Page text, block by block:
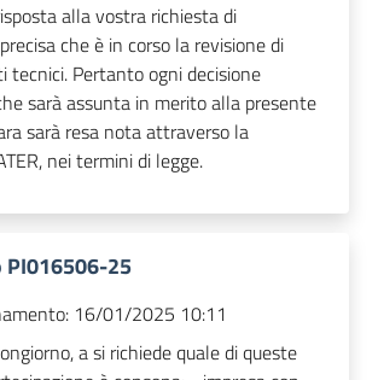
alla vostra richiesta di
che è in corso la revisione di
tecnici. Pertanto ogni decisione
sarà assunta in merito alla presente
sarà resa nota attraverso la
nei termini di legge.
25
16/01/2025 10:11
a si richiede quale di queste